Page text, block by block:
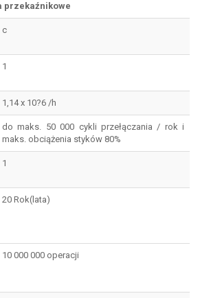
przekaźnikowe
c
1
1,14 x 10?6 /h
do maks. 50 000 cykli przełączania / rok i
maks. obciążenia styków 80%
1
20 Rok(lata)
10 000 000 operacji